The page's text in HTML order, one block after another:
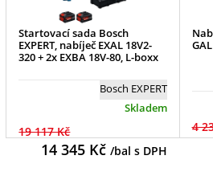
Startovací sada Bosch
EXPERT, nabíječ EXAL 18V2-
320 + 2x EXBA 18V-80, L-boxx
Bosch EXPERT
Skladem
19 117 Kč
14 345Kč /bal s DPH
4